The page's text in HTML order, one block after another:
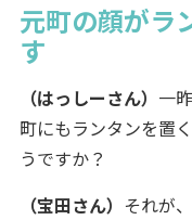
元町の顔がラ
す
（はっしーさん） 一
町にもランタンを置
うですか？
（宝田さん） それが